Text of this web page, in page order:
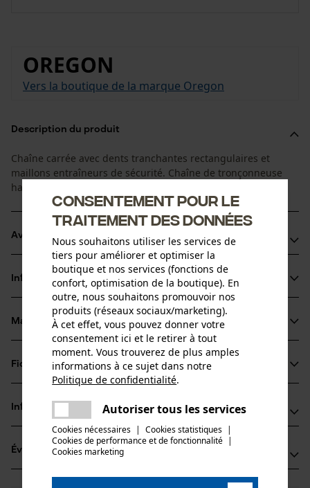
OREGON
Vers la boutique de la marque Oregon
Description du produit
Chaîne carrée avec dents tranchantes rectangulaires et
maillons entraîneurs de sécurité. Chaîne de tronçonneuse
haute performance pour une utilisation professionnelle.
Avantages du produit
Dents carrées très performantes
Marquage de l'angle d'affûtage sur le sommet des dents
pour un affûtage correct
Les maillons entraîneurs de sécurité réduisent le choc
retour
Informations sur le produit
Détails du produit
Type dactivité
Groupe dâge
Matériau & entretien
Matériau
Matériau principal
Épaisseur du matériau
Fiches techniques
Informations fabricant
Fabricant
Oregon Tool, Inc.
4909 SE International Way
Évaluations
Consentement pour le
traitement des données
Nous souhaitons utiliser les services de
tiers pour améliorer et optimiser la
boutique et nos services (fonctions de
confort, optimisation de la boutique). En
outre, nous souhaitons promouvoir nos
produits (réseaux sociaux/marketing).
À cet effet, vous pouvez donner votre
consentement ici et le retirer à tout
moment. Vous trouverez de plus amples
informations à ce sujet dans notre
Politique de confidentialité.
Autoriser tous les services
Cookies nécessaires | Cookies statistiques |
Cookies de performance et de fonctionnalité |
Cookies marketing
Une erreur s'est produite. Veuillez
essayer encore.
partager
partager
mail